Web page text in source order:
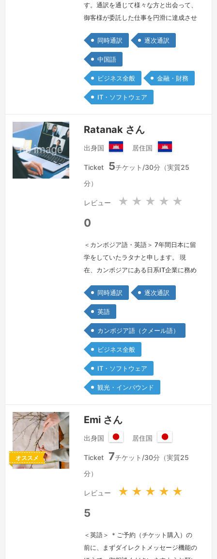
す。通訳を通じて様々な方と出会って、
御客様が委託した仕事を円滑に達成させ
常に通訳の仕事を謹んで引き受けます。
以前証券会社の仕事を通じて、日本の大
和証券関連の会議やセミナー（資本市
場、金融制度、産業面）の逐次通訳また
は同時通訳をやらせて頂きました。ま
た、台湾のTSMCの訪問の同行通訳、
業…続きを見る »
同時通訳 逐次通訳
中国語
ビジネス全般 金融・財務
IT・ソフトウェア
Ratanak さん
出身国
ン
ア
居住国
ン
ア
Ticket 5チケット/30分（実質25
分）
レビュー ★ ★ ★ ★ ★
0
＜カンボジア語・英語＞ 7年間日本に留
学をしていたラタナと申します。 現
在、カンボジアにある日系IT企業に務め
で多くの案件を対応して来ました。正確
かつ自然な翻訳を心掛ける一方、スピー
ド対応や納期厳守も徹底しています。作
業後に厳密なチェックを行った上で納品
するなど品質管理も徹底しています。
どうぞよろしくお願いいたします。
きを見る »
同時通訳 逐次通訳
英語
カンボジア語（クメール語）
ビジネス全般
IT・ソフトウェア
観光・インバウンド
オススメ
Emi さん
出身国
本
居住国
本
Ticket 7チケット/30分（実質25
分）
レビュー ★ ★ ★ ★ ★
5
＜英語＞ ＊ご予約（チケット購入）の
前に、まずダイレクトメッセージ機能の